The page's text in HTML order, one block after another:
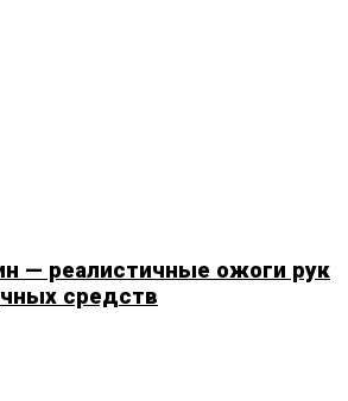
— реалистичные ожоги рук
средств